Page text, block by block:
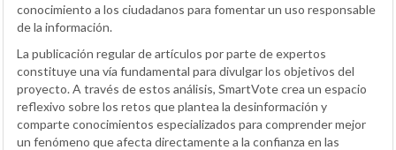
conocimiento a los ciudadanos para fomentar un uso responsable
de la información.
La publicación regular de artículos por parte de expertos
constituye una vía fundamental para divulgar los objetivos del
proyecto. A través de estos análisis, SmartVote crea un espacio
reflexivo sobre los retos que plantea la desinformación y
comparte conocimientos especializados para comprender mejor
un fenómeno que afecta directamente a la confianza en las